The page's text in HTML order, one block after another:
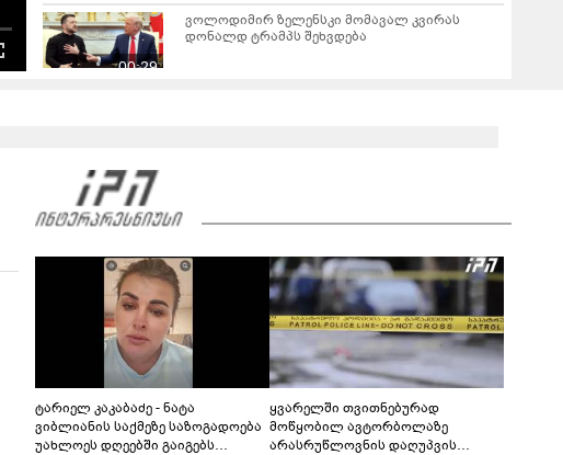
00:29
ვოლოდიმირ ზელენსკი მომავალ კვირას
დონალდ ტრამპს შეხვდება
00:46
დაძაბულობა აშშ-სა და ირანს შორის - რას
აცხადებენ მხარეები?
00:41
მადრიდის ჩრდილოეთით მდებარე
გვადალახარას პროვინციაში გაჩენილმა
ხანძარმა 12000 ჰექტარი ფართობი მოიცვა
ტარიელ კაკაბაძე - ნატა
ვიბლიანის საქმეზე საზოგადოება
უახლოეს დღეებში გაიგებს
ყვარელში თვითნებურად
მოწყობილ ავტორბოლაზე
არასრუწლოვნის დაღუპვის